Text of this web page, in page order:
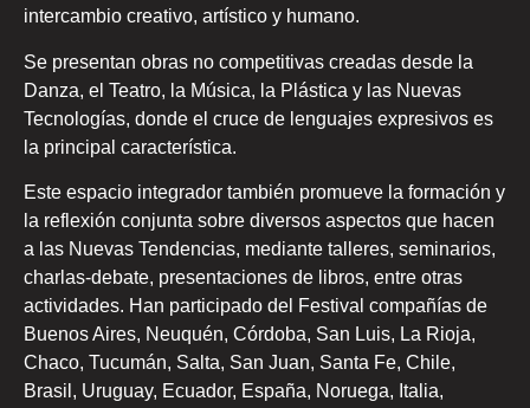
intercambio creativo, artístico y humano.
Se presentan obras no competitivas creadas desde la
Danza, el Teatro, la Música, la Plástica y las Nuevas
Tecnologías, donde el cruce de lenguajes expresivos es
la principal característica.
Este espacio integrador también promueve la formación y
la reflexión conjunta sobre diversos aspectos que hacen
a las Nuevas Tendencias, mediante talleres, seminarios,
charlas-debate, presentaciones de libros, entre otras
actividades. Han participado del Festival compañías de
Buenos Aires, Neuquén, Córdoba, San Luis, La Rioja,
Chaco, Tucumán, Salta, San Juan, Santa Fe, Chile,
Brasil, Uruguay, Ecuador, España, Noruega, Italia,